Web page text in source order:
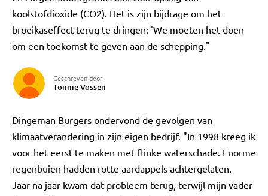
koolstofdioxide (CO2). Het is zijn bijdrage om het
broeikaseffect terug te dringen: 'We moeten het doen
om een toekomst te geven aan de schepping."
Geschreven door
Tonnie Vossen
Dingeman Burgers ondervond de gevolgen van
klimaatverandering in zijn eigen bedrijf. "In 1998 kreeg ik
voor het eerst te maken met flinke waterschade. Enorme
regenbuien hadden rotte aardappels achtergelaten.
Jaar na jaar kwam dat probleem terug, terwijl mijn vader